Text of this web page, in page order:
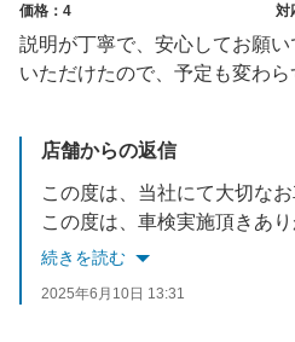
価格：4
対
説明が丁寧で、安心してお願
いただけたので、予定も変わら
店舗からの返信
この度は、車検実施頂きあ
続きを読む
2025年6月10日 13:31